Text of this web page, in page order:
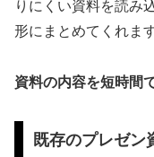
りにくい資料を読み
形にまとめてくれます
資料の内容を短時間
既存のプレゼン